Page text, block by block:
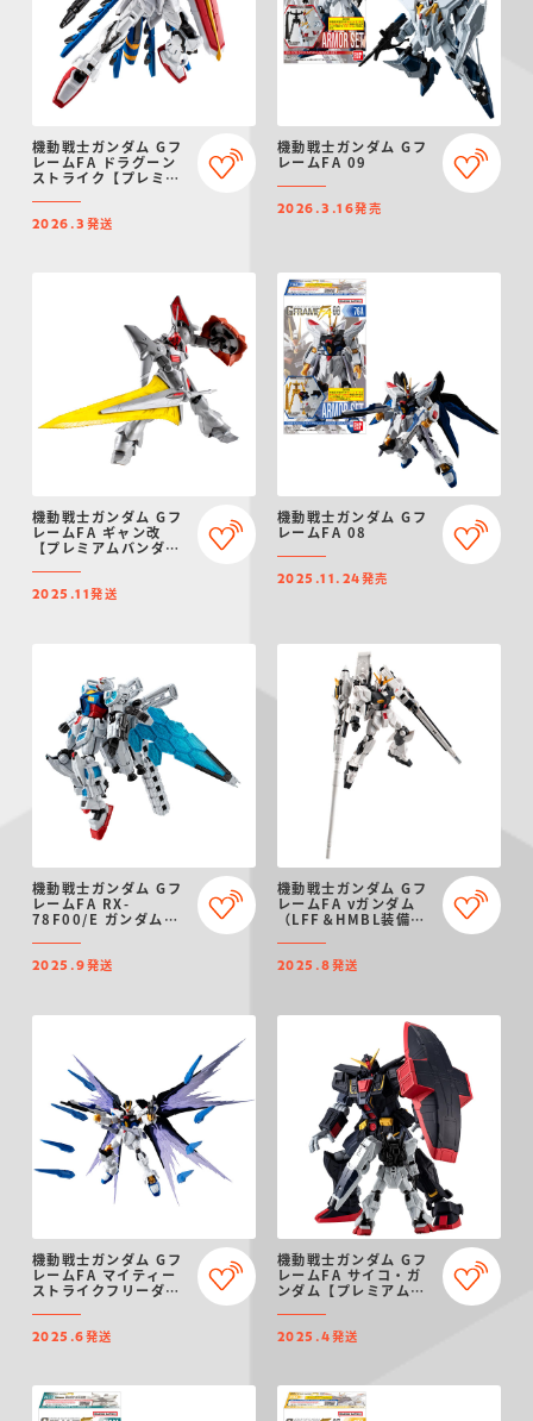
機動戦士ガンダム Gフ
レームFA ドラグーン
ストライク【プレミア
2026.3 発送
機動戦士ガンダム Gフ
レームFA 09
2026.3.16発売
機動戦士ガンダム Gフ
レームFA ギャン改
【プレミアムバンダイ
2025.11発送
機動戦士ガンダム Gフ
レームFA 08
2025.11.24発売
機動戦士ガンダム Gフ
レームFA RX-
78F00/E ガンダム
限定】
2025.9発送
機動戦士ガンダム Gフ
レームFA νガンダム
（LFF＆HMBL装備）
限定】
2025.8発送
機動戦士ガンダム Gフ
レームFA マイティー
ストライクフリーダム
ーツセット【プレミア
ムバンダイ限定】
2025.6発送
機動戦士ガンダム Gフ
レームFA サイコ・ガ
ンダム【プレミアムバ
2025.4発送